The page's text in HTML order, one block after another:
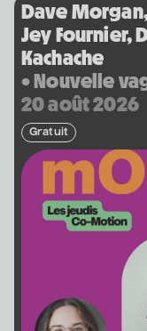
•
•
Dave
Jey Fournier,
Kachache
• Nouvelle
20 août 2026
Gratuit